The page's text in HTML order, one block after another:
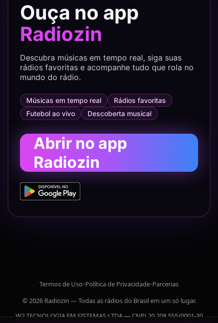
Ouça no app
Radiozin
Descubra músicas em tempo real, siga suas
rádios favoritas e acompanhe tudo que rola no
mundo do rádio.
Músicas em tempo real
Rádios favoritas
Futebol ao vivo
Descoberta musical
Abrir no app
Radiozin
Termos de Uso•Política de Privacidade•Parcerias
© 2026 Radiozin — Todas as rádios do Brasil em um só lugar.
W2 TECNOLOGIA EM SISTEMAS LTDA — CNPJ 20.208.555/0001-30